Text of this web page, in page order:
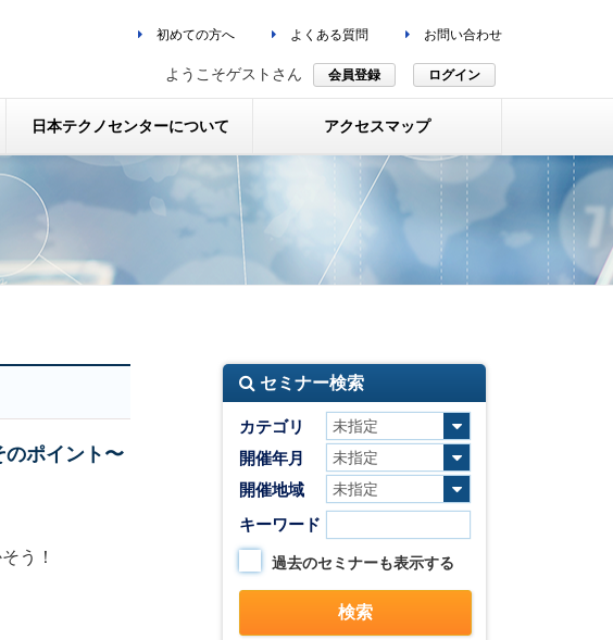
初めての方へ よくある質問 お問い合わせ
ようこそゲストさん 会員登録 ログイン
日本テクノセンターについて アクセスマップ
のポイント〜
う！
セミナー検索
カテゴリ
開催年月
開催地域
キーワード
過去のセミナーも表示する